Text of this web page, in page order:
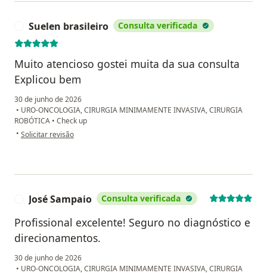
Suelen brasileiro Consulta verificada
Muito atencioso gostei muita da sua consulta
Explicou bem
30 de junho de 2026
• URO-ONCOLOGIA, CIRURGIA MINIMAMENTE INVASIVA, CIRURGIA
ROBÓTICA • Check up
• na opinião do utilizador Suelen brasileiro
Solicitar revisão
José Sampaio Consulta verificada
Profissional excelente! Seguro no diagnóstico e
direcionamentos.
30 de junho de 2026
• URO-ONCOLOGIA, CIRURGIA MINIMAMENTE INVASIVA, CIRURGIA